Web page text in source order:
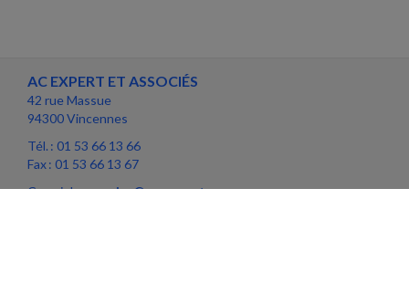
AC EXPERT ET ASSOCIÉS
42 rue Massue
94300 Vincennes
Tél. : 01 53 66 13 66
Fax : 01 53 66 13 67
Courriel :associes@ac-expert.com